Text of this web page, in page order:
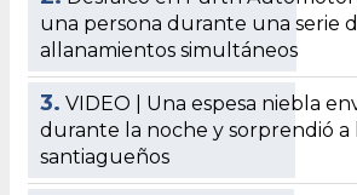
una persona durante una serie
allanamientos simultáneos
3. VIDEO | Una espesa niebla
durante la noche y sorprendió a
santiagueños